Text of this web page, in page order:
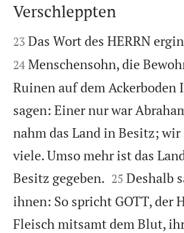

Verschleppten

23 Das Wort des HERRN
24 Menschensohn, die
Ruinen auf dem Ackerboden
sagen: Einer nur war
nahm das Land in Besitz; wir
viele. Umso mehr ist das
Besitz gegeben. 

25 Deshalb
ihnen: So spricht GOTT, der
Fleisch mitsamt dem Blut,